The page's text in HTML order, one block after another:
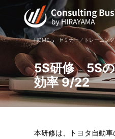
5S研修 5Sの
効率 9/22
HOME セミナー／トレーニング
本研修は、トヨタ自動